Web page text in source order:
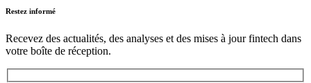
Restez informé
Recevez des actualités, des analyses et des mises à jour fintech dans
votre boîte de réception.